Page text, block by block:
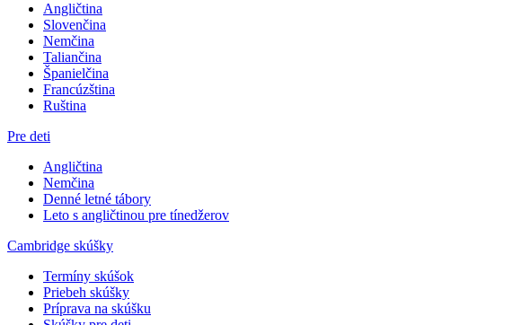
Angličtina
Slovenčina
Nemčina
Taliančina
Španielčina
Francúzština
Ruština
Pre deti
Angličtina
Nemčina
Denné letné tábory
Leto s angličtinou pre tínedžerov
Cambridge skúšky
Termíny skúšok
Priebeh skúšky
Príprava na skúšku